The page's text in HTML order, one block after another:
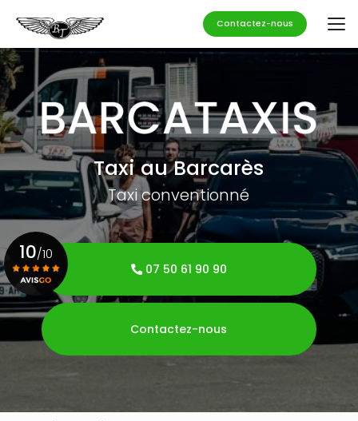
contenu
principal
Contactez-nous
Taxi au Barcarès
Taxi conventionné
07 50 61 90 90
Contactez-nous
10/10
Voir le certificat